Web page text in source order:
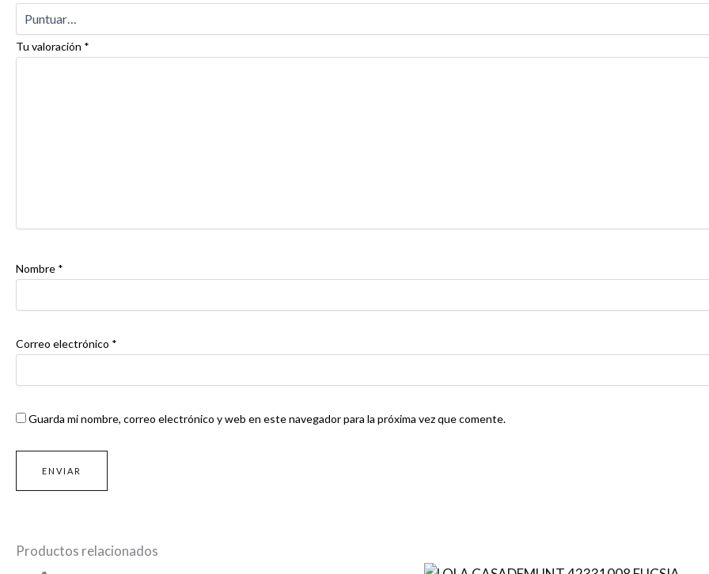
Tu valoración *
Nombre *
Correo electrónico *
Guarda mi nombre, correo electrónico y web en este navegador para la próxima vez que comente.
Productos relacionados